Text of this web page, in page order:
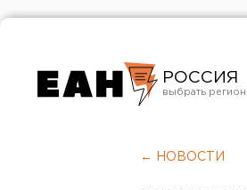
РОССИЯ
Челябинск
← НОВОСТИ